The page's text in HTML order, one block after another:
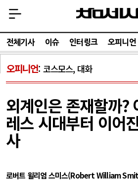
전체기사 이슈 인터링크 오피니언
오피니언 코스모스, 대화
외계인은 존재할까?
레스 시대부터 이어
사
로버트 윌리엄 스미스(Robert William